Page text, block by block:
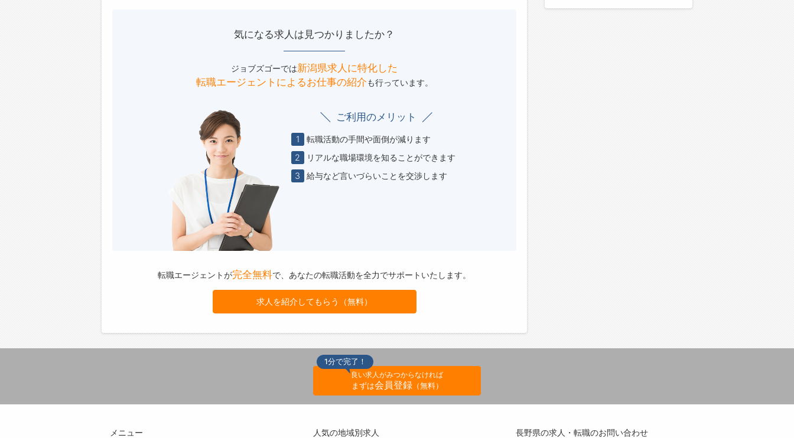
気になる求人は見つかりましたか？
ジョブズゴーでは新潟県求人に特化した
転職エージェントによるお仕事の紹介も行っています。
ご利用のメリット
1
転職活動の手間や面倒が減ります
2
リアルな職場環境を知ることができます
3
給与など言いづらいことを交渉します
転職エージェントが完全無料で、 あなたの転職活動を全力でサポートいたします。
求人を紹介してもらう（無料）
1分で完了！
良い求人がみつからなければ
まずは会員登録（無料）
メニュー 人気の地域別求人 長野県の求人・転職のお問い合わせ